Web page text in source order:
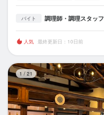
バイト 調理師・調理スタッフ
人気 最終更新日：10日前
1 / 21